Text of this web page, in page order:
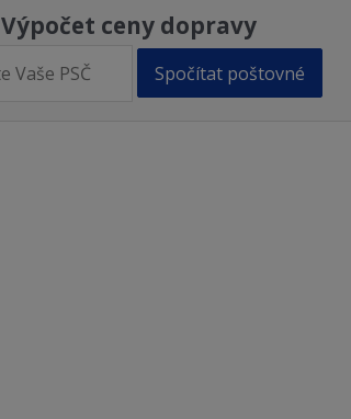
Výpočet ceny dopravy
Spočítat poštovné